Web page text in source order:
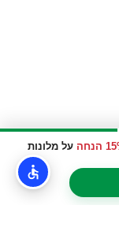
על מלונות
שמורות לסוכנות